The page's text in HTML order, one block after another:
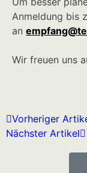
Anmeldung bis
an
Wir freuen uns
Vorheriger
Nächster Artikel